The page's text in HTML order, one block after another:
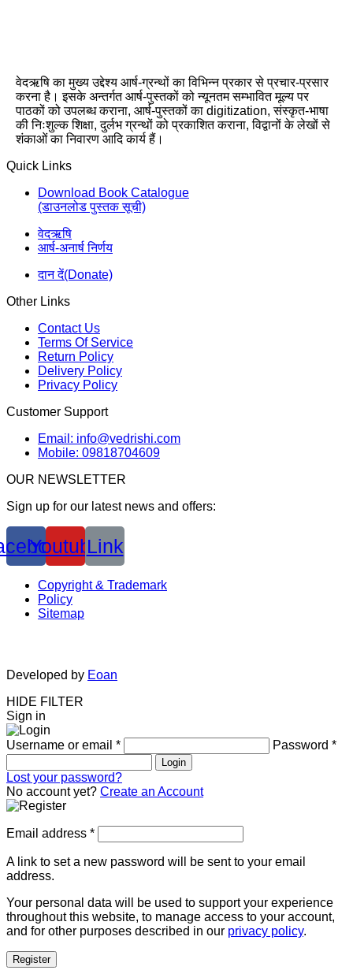
वेदऋषि का मुख्य उद्देश्य आर्ष-ग्रन्थों का विभिन्न प्रकार से प्रचार-प्रसार
करना है। इसके अन्तर्गत आर्ष-पुस्तकों को न्यूनतम सम्भावित मूल्य पर
पाठकों को उपलब्ध कराना, आर्ष-पुस्तकों का digitization, संस्कृत-भाषा
की निःशुल्क शिक्षा, दुर्लभ ग्रन्थों को प्रकाशित कराना, विद्वानों के लेखों से
शंकाओं का निवारण आदि कार्य हैं।
Quick Links
Download Book Catalogue
(डाउनलोड पुस्तक सूची)
वेदऋषि
आर्ष-अनार्ष निर्णय
दान दें(Donate)
Other Links
Contact Us
Terms Of Service
Return Policy
Delivery Policy
Privacy Policy
Customer Support
Email: info@vedrishi.com
Mobile: 09818704609
OUR NEWSLETTER
Sign up for our latest news and offers:
YoutubeLink
Copyright & Trademark
Policy
Sitemap
Developed by Eoan
HIDE FILTER
Sign in
Username or email * Password *
Login
Lost your password?
No account yet? Create an Account
Email address *
A link to set a new password will be sent to your email
address.
Your personal data will be used to support your experience
throughout this website, to manage access to your account,
and for other purposes described in our privacy policy.
Register